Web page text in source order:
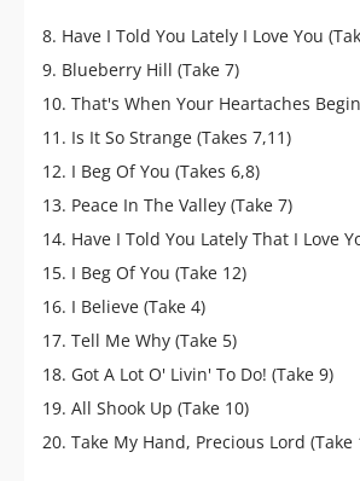
8. Have I Told You Lately I Love You
9. Blueberry Hill (Take 7)
10. That's When Your Heartaches
11. Is It So Strange (Takes 7,11)
12. I Beg Of You (Takes 6,8)
13. Peace In The Valley (Take 7)
14. Have I Told You Lately That I Love
15. I Beg Of You (Take 12)
16. I Believe (Take 4)
17. Tell Me Why (Take 5)
18. Got A Lot O' Livin' To Do! (Take 9)
19. All Shook Up (Take 10)
20. Take My Hand, Precious Lord (Take